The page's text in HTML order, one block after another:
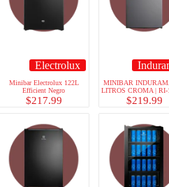
Electrolux
Minibar Electrolux 122L
Efficient Negro
$217.99
MINIBAR
LITROS CROMA | RI-
$219.99